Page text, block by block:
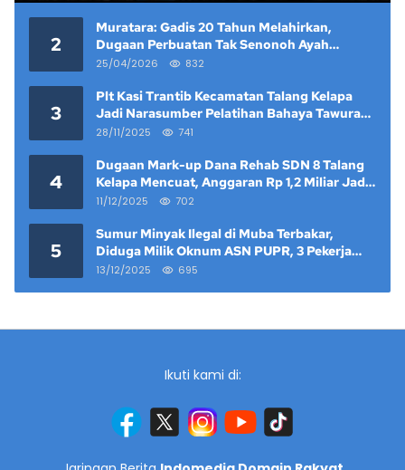
2
Muratara: Gadis 20 Tahun Melahirkan,
Dugaan Perbuatan Tak Senonoh Ayah
Kandung Mencuat
25/04/2026 832
3
Plt Kasi Trantib Kecamatan Talang Kelapa
Jadi Narasumber Pelatihan Bahaya Tawuran
dan Narkoba di Keramat Raya
28/11/2025 741
4
Dugaan Mark-up Dana Rehab SDN 8 Talang
Kelapa Mencuat, Anggaran Rp 1,2 Miliar Jadi
Sorotan
11/12/2025 702
5
Sumur Minyak Ilegal di Muba Terbakar,
Diduga Milik Oknum ASN PUPR, 3 Pekerja
Tewas
13/12/2025 695
Ikuti kami di: